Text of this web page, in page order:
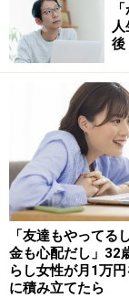
間取り：3DK
食費：2万円
交際費：1万円
電気代：6000円
ガス代：5000円
水道代（2カ月
通信費：9000円
車：ガソリン代
その他：外食費
貯蓄に回す金額
後
「友達もやってる
金も心配だし」32
らし女性が月1万
に積み立てたら